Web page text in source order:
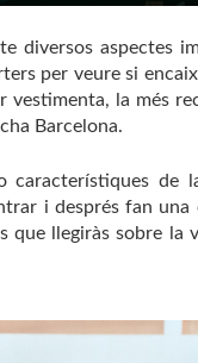
diversos aspectes
per veure si
la més
Barcelona.
característiques de
i després fan
que llegiràs sobre la